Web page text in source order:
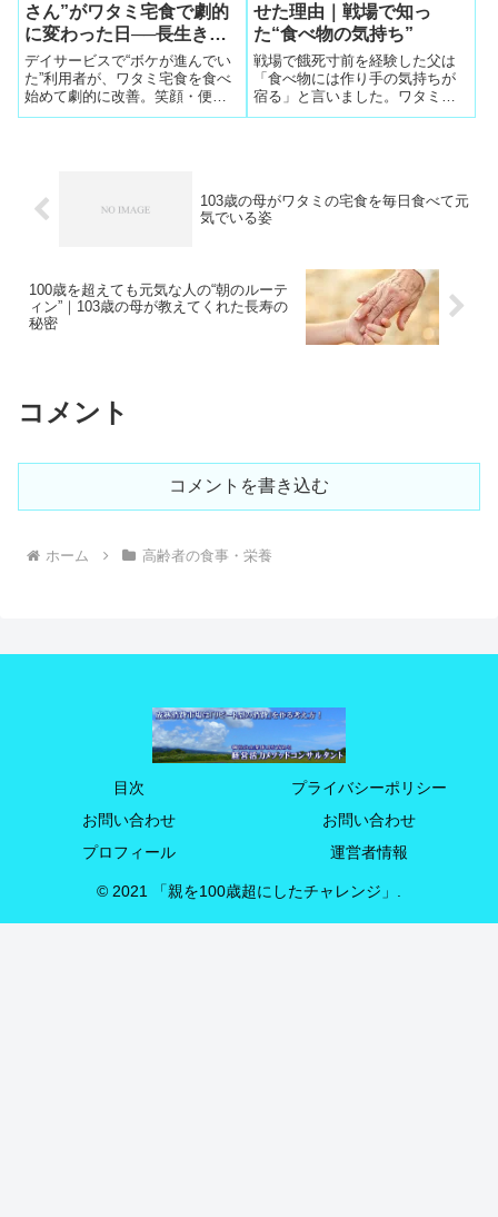
さん”がワタミ宅食で劇的
に変わった日──長生きの
秘訣が人を救った実話
デイサービスで“ボケが進んでい
た”利用者が、ワタミ宅食を食べ
始めて劇的に改善。笑顔・便
通・意欲・会話が戻り、周囲を
せた理由｜戦場で知っ
た“食べ物の気持ち”
戦場で餓死寸前を経験した父は
「食べ物には作り手の気持ちが
宿る」と言いました。ワタミ宅
食のお弁当に手を合わせた理由
103歳の母がワタミの宅食を毎日食べて元
気でいる姿
100歳を超えても元気な人の“朝のルーテ
ィン”｜103歳の母が教えてくれた長寿の
秘密
コメント
コメントを書き込む
ホーム 高齢者の食事・栄養
目次
プライバシーポリシー
お問い合わせ
お問い合わせ
プロフィール
運営者情報
© 2021 「親を100歳超にしたチャレンジ」.